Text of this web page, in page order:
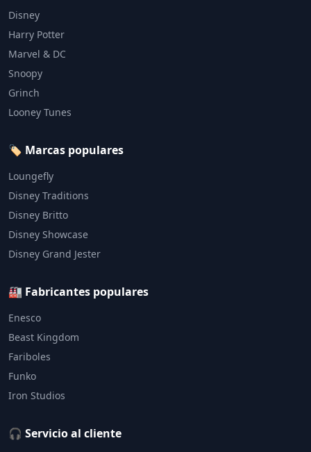
Disney
Harry Potter
Marvel & DC
Snoopy
Grinch
Looney Tunes
🏷️ Marcas populares
Loungefly
Disney Traditions
Disney Britto
Disney Showcase
Disney Grand Jester
🏭 Fabricantes populares
Enesco
Beast Kingdom
Fariboles
Funko
Iron Studios
🎧 Servicio al cliente